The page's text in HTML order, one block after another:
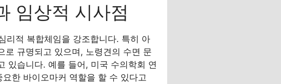
임상적 시사점
리적 복합체임을 강조합니다. 특히 아
로 규명되고 있으며, 노령견의 수면 문
있습니다. 예를 들어, 미국 수의학회 연
한 바이오마커 역할을 할 수 있다고